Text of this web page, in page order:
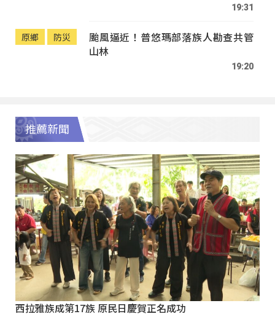
19:31
原鄉 防災
颱風逼近！普悠瑪部落族人勘查共管
山林
19:20
推薦新聞
西拉雅族成第17族 原民日慶賀正名成功